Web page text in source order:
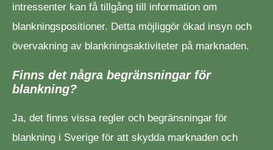
intressenter kan få tillgång till information om
blankningspositioner. Detta möjliggör ökad insyn och
övervakning av blankningsaktiviteter på marknaden.
Finns det några begränsningar för
blankning?
Ja, det finns vissa regler och begränsningar för
blankning i Sverige för att skydda marknaden och